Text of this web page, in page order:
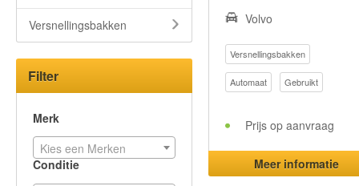
Versnellingsbakken
Filter
Merk
Kies een Merken
Conditie
Volvo
Versnellingsbakken
Automaat Gebruikt
Prijs op aanvraag
Meer informatie